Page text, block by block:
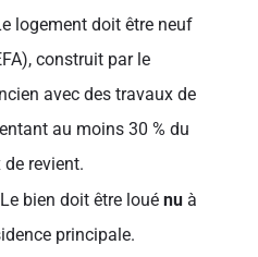
logement doit être neuf
construit par le
avec des travaux de
au moins 30 % du
de revient.
bien doit être louénu à
principale.